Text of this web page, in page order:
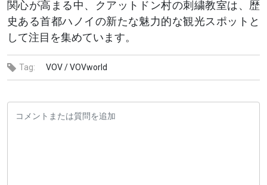
関心が高まる中、クアットドン村の刺繍教室は、歴
史ある首都ハノイの新たな魅力的な観光スポットと
して注目を集めています。
Tag: VOV /VOVworld